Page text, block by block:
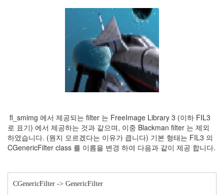
fl_smimg 에서 제공되는 filter 는 FreeImage Library 3 (이하 FIL3
로 표기) 에서 제공하는 것과 같으며, 이중 Blackman filter 는 제외
하였습니다. (뭔지 모르겠다는 이유가 큽니다) 기본 형태는 FIL3 의
CGenericFilter class 를 이름을 변경 하여 다음과 같이 제공 합니다.
CGenericFilter -> GenericFilter